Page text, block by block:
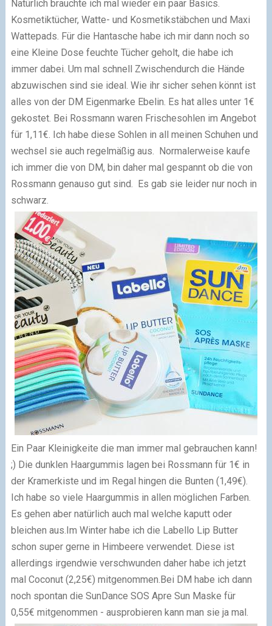
Natürlich brauchte ich mal wieder ein paar Basics.
Kosmetiktücher, Watte- und Kosmetikstäbchen und Maxi
Wattepads. Für die Hantasche habe ich mir dann noch so
eine Kleine Dose feuchte Tücher geholt, die habe ich
immer dabei. Um mal schnell Zwischendurch die Hände
abzuwischen sind sie ideal. Wie ihr sicher sehen könnt ist
alles von der DM Eigenmarke Ebelin. Es hat alles unter 1€
gekostet. Bei Rossmann waren Frischesohlen im Angebot
für 1,11€. Ich habe diese Sohlen in all meinen Schuhen und
wechsel sie auch regelmäßig aus. Normalerweise kaufe
ich immer die von DM, bin daher mal gespannt ob die von
Rossmann genauso gut sind. Es gab sie leider nur noch in
schwarz.
Ein Paar Kleinigkeite die man immer mal gebrauchen kann!
;) Die dunklen Haargummis lagen bei Rossmann für 1€ in
der Kramerkiste und im Regal hingen die Bunten (1,49€).
Ich habe so viele Haargummis in allen möglichen Farben.
Es gehen aber natürlich auch mal welche kaputt oder
bleichen aus. Im Winter habe ich die Labello Lip Butter
schon super gerne in Himbeere verwendet. Diese ist
allerdings irgendwie verschwunden daher habe ich jetzt
mal Coconut (2,25€) mitgenommen. Bei DM habe ich dann
noch spontan die SunDance SOS Apre Sun Maske für
0,55€ mitgenommen - ausprobieren kann man sie ja mal.